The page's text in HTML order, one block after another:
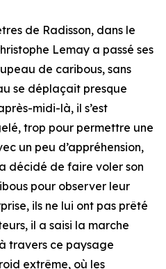
de Radisson, dans le
Lemay a passé ses
de caribous, sans
se déplaçait presque
midi-là, il s’est
trop pour permettre une
un peu d’appréhension,
décidé de faire voler son
pour observer leur
ils ne lui ont pas prêté
il a saisi la marche
travers ce paysage
extrême, où les